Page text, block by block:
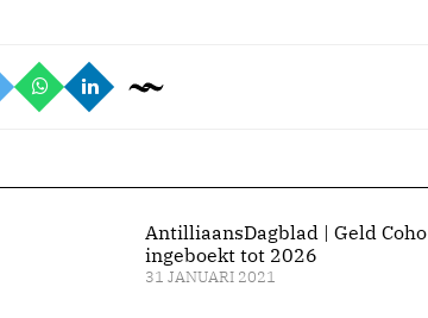
AntilliaansDagblad | Geld Coho
ingeboekt tot 2026
31 JANUARI 2021